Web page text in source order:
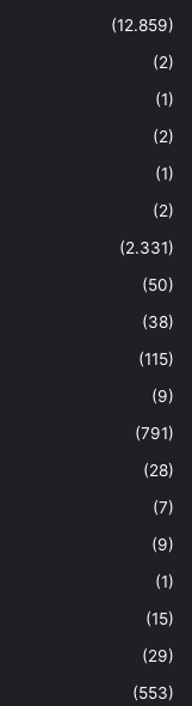
(12.859)
(2)
(1)
(2)
(1)
(2)
(2.331)
(50)
(38)
(115)
(9)
(791)
(28)
(7)
(9)
(1)
(15)
(29)
(553)